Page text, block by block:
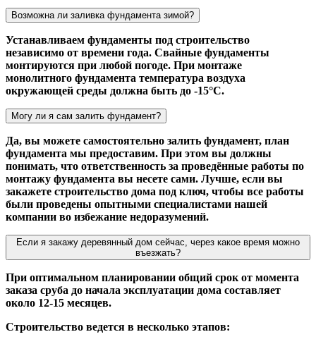
Возможна ли заливка фундамента зимой?
Устанавливаем фундаменты под строительство
независимо от времени года. Свайные фундаменты
монтируются при любой погоде. При монтаже
монолитного фундамента температура воздуха
окружающей среды должна быть до -15°С.
Могу ли я сам залить фундамент?
Да, вы можете самостоятельно залить фундамент, план
фундамента мы предоставим. При этом вы должны
понимать, что ответственность за проведённые работы по
монтажу фундамента вы несете сами. Лучше, если вы
закажете строительство дома под ключ, чтобы все работы
были проведены опытными специалистами нашей
компании во избежание недоразумений.
Если я закажу деревянный дом сейчас, через какое время можно
въезжать?
При оптимальном планировании общий срок от момента
заказа сруба до начала эксплуатации дома составляет
около 12-15 месяцев.
Строительство ведется в несколько этапов: